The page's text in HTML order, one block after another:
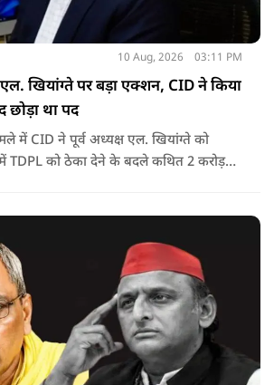
10 Aug, 2026 03:11 PM
एल. खियांग्ते पर बड़ा एक्शन, CID ने किया
छोड़ा था पद
में CID ने पूर्व अध्यक्ष एल. खियांग्ते को
में TDPL को ठेका देने के बदले कथित 2 करोड़